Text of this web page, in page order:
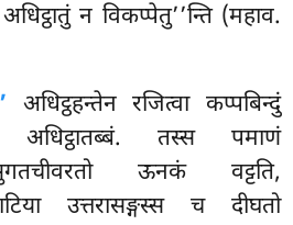
न विकप्पेतु’’न्ति (महाव.
अधिट्ठहन्तेन रजित्वा कप्पबिन्दुं
अधिट्ठातब्बं. तस्स पमाणं
ऊनकं वट्टति,
उत्तरासङ्गस्स च दीघतो